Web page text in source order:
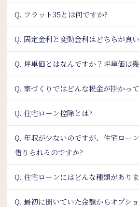
Q. フラット35とは何ですか?
Q. 固定金利と変動金利はどちらが良
Q. 坪単価とはなんですか？坪単価は
Q. 家づくりではどんな税金が掛かっ
Q. 住宅ローン控除とは?
Q. 年収が少ないのですが、住宅ロー
借りられるのですか?
Q. 住宅ローンにはどんな種類があり
Q. 最初に聞いていた金額からオプシ